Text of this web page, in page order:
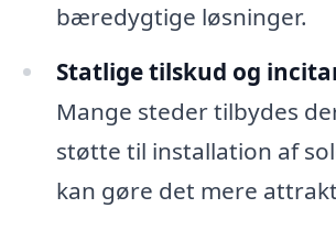
bæredygtige løsninger.
Statlige tilskud og
Mange steder tilbydes
støtte til installation af
kan gøre det mere